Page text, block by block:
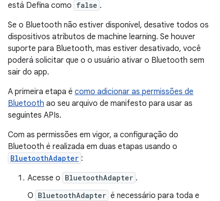
está Defina como false .
Se o Bluetooth não estiver disponível, desative todos os
dispositivos atributos de machine learning. Se houver
suporte para Bluetooth, mas estiver desativado, você
poderá solicitar que o o usuário ativar o Bluetooth sem
sair do app.
A primeira etapa é como adicionar as permissões de
Bluetooth ao seu arquivo de manifesto para usar as
seguintes APIs.
Com as permissões em vigor, a configuração do
Bluetooth é realizada em duas etapas usando o
BluetoothAdapter :
Acesse o BluetoothAdapter .
O BluetoothAdapter é necessário para toda e